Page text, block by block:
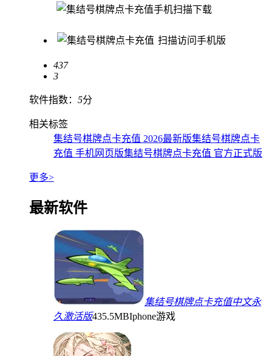
手机扫描下载
扫描访问手机版
437
3
软件指数： 5分
相关标签
集结号棋牌点卡充值 2026最新版集结号棋牌点卡
充值 手机网页版集结号棋牌点卡充值 官方正式版
更多>
最新软件
集结号棋牌点卡充值中文永
久激活版435.5MBIphone游戏